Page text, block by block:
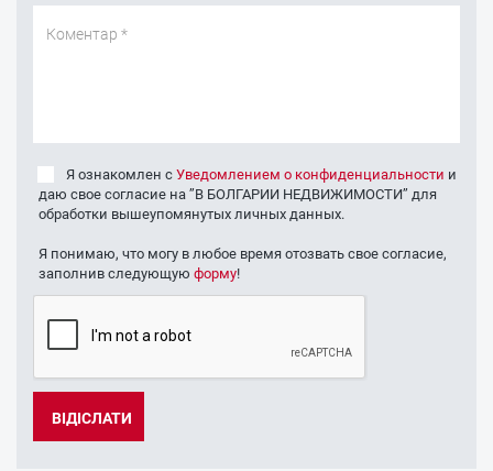
Я ознакомлен с Уведомлением о конфиденциальности и
даю свое согласие на ’’В БОЛГАРИИ НЕДВИЖИМОСТИ’’ для
обработки вышеупомянутых личных данных.
Я понимаю, что могу в любое время отозвать свое согласие,
заполнив следующую форму!